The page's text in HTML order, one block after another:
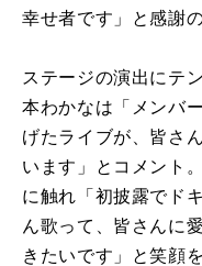
幸せ者です」と感謝
ステージの演出にテ
本わかなは「メンバ
げたライブが、皆さ
います」とコメント
に触れ「初披露でド
ん歌って、皆さんに
きたいです」と笑顔